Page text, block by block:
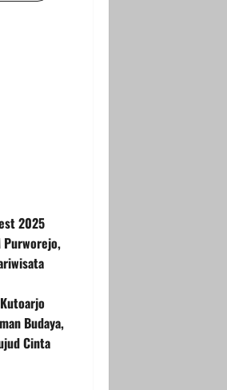
2025
Purworejo,
Budaya,
Cinta